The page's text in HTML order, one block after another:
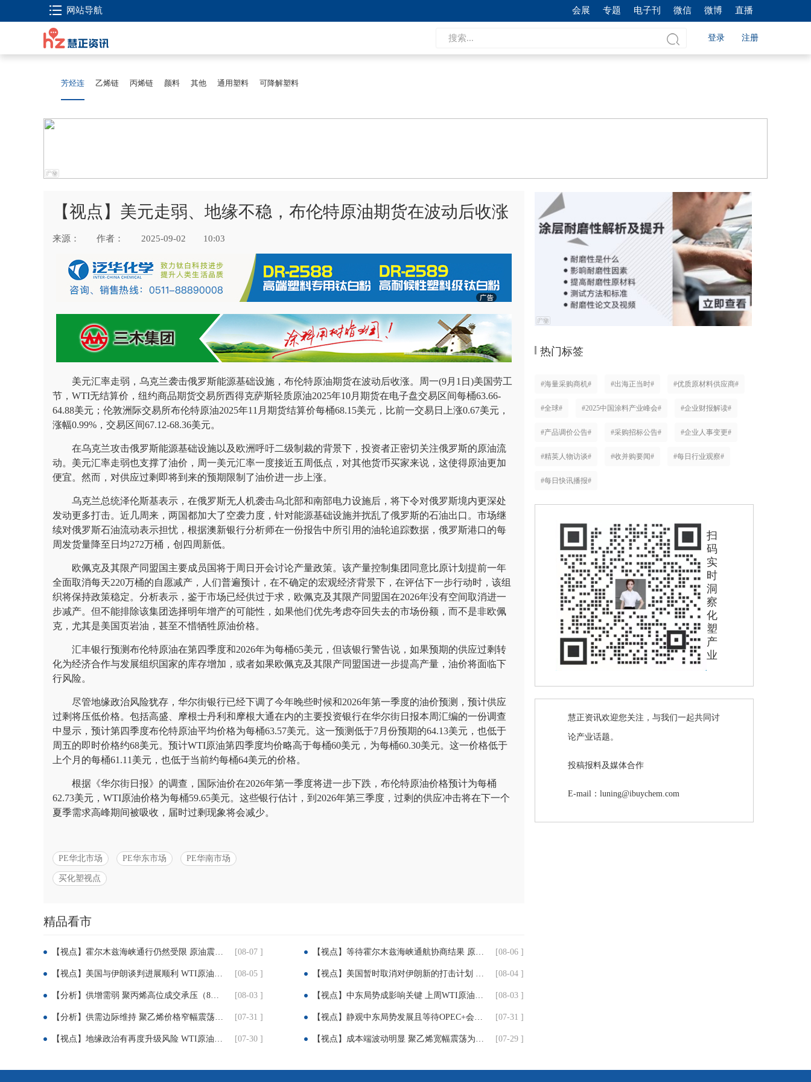
网站导航 会展 专题 电子刊 微信 微博 直播
登录 注册
芳烃连 乙烯链 丙烯链 颜料 其他 通用塑料 可降解塑料
【视点】美元走弱、地缘不稳，布伦特原油期货在波动后收涨
来源： 作者： 2025-09-02 10:03
美元汇率走弱，乌克兰袭击俄罗斯能源基础设施，布伦特原油期货在波动后收涨。周一(9月1日)美国劳工
节，WTI无结算价，纽约商品期货交易所西得克萨斯轻质原油2025年10月期货在电子盘交易区间每桶63.66-
64.88美元；伦敦洲际交易所布伦特原油2025年11月期货结算价每桶68.15美元，比前一交易日上涨0.67美元，
涨幅0.99%，交易区间67.12-68.36美元。
在乌克兰攻击俄罗斯能源基础设施以及欧洲呼吁二级制裁的背景下，投资者正密切关注俄罗斯的原油流
动。美元汇率走弱也支撑了油价，周一美元汇率一度接近五周低点，对其他货币买家来说，这使得原油更加
便宜。然而，对供应过剩即将到来的预期限制了油价进一步上涨。
乌克兰总统泽伦斯基表示，在俄罗斯无人机袭击乌北部和南部电力设施后，将下令对俄罗斯境内更深处
发动更多打击。近几周来，两国都加大了空袭力度，针对能源基础设施并扰乱了俄罗斯的石油出口。市场继
续对俄罗斯石油流动表示担忧，根据澳新银行分析师在一份报告中所引用的油轮追踪数据，俄罗斯港口的每
周发货量降至日均272万桶，创四周新低。
欧佩克及其限产同盟国主要成员国将于周日开会讨论产量政策。该产量控制集团同意比原计划提前一年
全面取消每天220万桶的自愿减产，人们普遍预计，在不确定的宏观经济背景下，在评估下一步行动时，该组
织将保持政策稳定。分析表示，鉴于市场已经供过于求，欧佩克及其限产同盟国在2026年没有空间取消进一
步减产。但不能排除该集团选择明年增产的可能性，如果他们优先考虑夺回失去的市场份额，而不是非欧佩
克，尤其是美国页岩油，甚至不惜牺牲原油价格。
汇丰银行预测布伦特原油在第四季度和2026年为每桶65美元，但该银行警告说，如果预期的供应过剩转
化为经济合作与发展组织国家的库存增加，或者如果欧佩克及其限产同盟国进一步提高产量，油价将面临下
行风险。
尽管地缘政治风险犹存，华尔街银行已经下调了今年晚些时候和2026年第一季度的油价预测，预计供应
过剩将压低价格。包括高盛、摩根士丹利和摩根大通在内的主要投资银行在华尔街日报本周汇编的一份调查
中显示，预计第四季度布伦特原油平均价格为每桶63.57美元。这一预测低于7月份预期的64.13美元，也低于
周五的即时价格约68美元。预计WTI原油第四季度均价略高于每桶60美元，为每桶60.30美元。这一价格低于
上个月的每桶61.11美元，也低于当前约每桶64美元的价格。
根据《华尔街日报》的调查，国际油价在2026年第一季度将进一步下跌，布伦特原油价格预计为每桶
62.73美元，WTI原油价格为每桶59.65美元。这些银行估计，到2026年第三季度，过剩的供应冲击将在下一个
夏季需求高峰期间被吸收，届时过剩现象将会减少。
PE华北市场 PE华东市场 PE华南市场
买化塑视点
分
精品看市
【视点】霍尔木兹海峡通行仍然受限 原油震荡收高 [08-07 ] 【视点】等待霍尔木兹海峡通航协商结果 原油震荡收低 [08-06 ]
【视点】美国与伊朗谈判进展顺利 WTI原油收跌近5% [08-05 ] 【视点】美国暂时取消对伊朗新的打击计划 原油大跌 [08-04 ]
【分析】供增需弱 聚丙烯高位成交承压（8月3日-7日） [08-03 ] 【视点】中东局势成影响关键 上周WTI原油下跌超5% [08-03 ]
【分析】供需边际维持 聚乙烯价格窄幅震荡（7月31日） [07-31 ] 【视点】静观中东局势发展且等待OPEC+会议结果 油价震荡回调 [07-31 ]
【视点】地缘政治有再度升级风险 WTI原油大涨近7% [07-30 ] 【视点】成本端波动明显 聚乙烯宽幅震荡为主（7月29日） [07-29 ]
热门标签
#海量采购商机# #出海正当时# #优质原材料供应商#
#全球# #2025中国涂料产业峰会# #企业财报解读#
#产品调价公告# #采购招标公告# #企业人事变更#
#精英人物访谈# #收并购要闻# #每日行业观察#
#每日快讯播报#
扫
码
实
时
洞
察
化
塑
产
业
慧正资讯欢迎您关注，与我们一起共同讨
论产业话题。
投稿报料及媒体合作
E-mail：luning@ibuychem.com